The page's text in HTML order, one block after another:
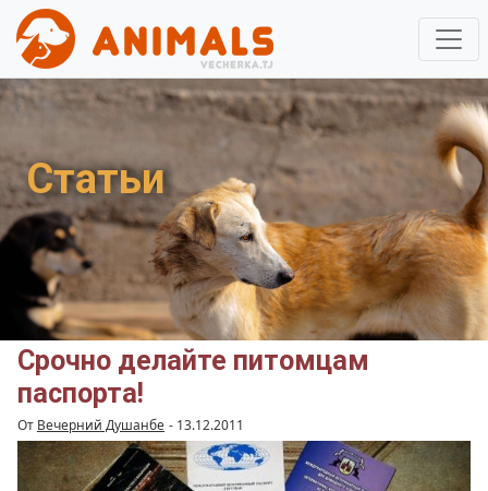
Статьи
Срочно делайте питомцам
паспорта!
От Вечерний Душанбе - 13.12.2011